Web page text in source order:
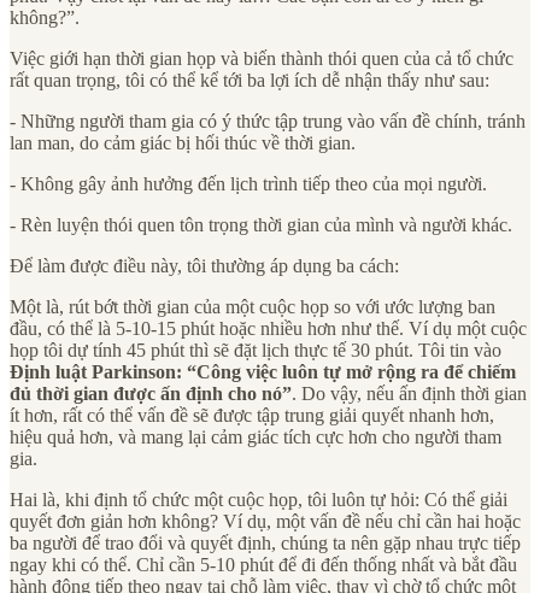
không?”.
Việc giới hạn thời gian họp và biến thành thói quen của cả tổ chức
rất quan trọng, tôi có thể kể tới ba lợi ích dễ nhận thấy như sau:
- Những người tham gia có ý thức tập trung vào vấn đề chính, tránh
lan man, do cảm giác bị hối thúc về thời gian.
- Không gây ảnh hưởng đến lịch trình tiếp theo của mọi người.
- Rèn luyện thói quen tôn trọng thời gian của mình và người khác.
Để làm được điều này, tôi thường áp dụng ba cách:
Một là, rút bớt thời gian của một cuộc họp so với ước lượng ban
đầu, có thể là 5-10-15 phút hoặc nhiều hơn như thế. Ví dụ một cuộc
họp tôi dự tính 45 phút thì sẽ đặt lịch thực tế 30 phút. Tôi tin vào
Định luật Parkinson: “Công việc luôn tự mở rộng ra để chiếm
đủ thời gian được ấn định cho nó”. Do vậy, nếu ấn định thời gian
ít hơn, rất có thể vấn đề sẽ được tập trung giải quyết nhanh hơn,
hiệu quả hơn, và mang lại cảm giác tích cực hơn cho người tham
gia.
Hai là, khi định tổ chức một cuộc họp, tôi luôn tự hỏi: Có thể giải
quyết đơn giản hơn không? Ví dụ, một vấn đề nếu chỉ cần hai hoặc
ba người để trao đổi và quyết định, chúng ta nên gặp nhau trực tiếp
ngay khi có thể. Chỉ cần 5-10 phút để đi đến thống nhất và bắt đầu
hành động tiếp theo ngay tại chỗ làm việc, thay vì chờ tổ chức một